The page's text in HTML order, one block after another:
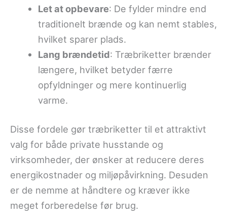
Let at opbevare: De fylder mindre end
traditionelt brænde og kan nemt stables,
hvilket sparer plads.
Lang brændetid: Træbriketter brænder
længere, hvilket betyder færre
opfyldninger og mere kontinuerlig
varme.
Disse fordele gør træbriketter til et attraktivt
valg for både private husstande og
virksomheder, der ønsker at reducere deres
energikostnader og miljøpåvirkning. Desuden
er de nemme at håndtere og kræver ikke
meget forberedelse før brug.